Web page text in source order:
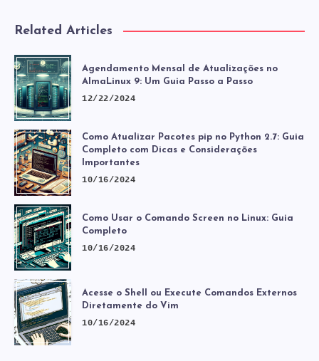
Related Articles
Agendamento Mensal de Atualizações no
AlmaLinux 9: Um Guia Passo a Passo
12/22/2024
Como Atualizar Pacotes pip no Python 2.7: Guia
Completo com Dicas e Considerações
Importantes
10/16/2024
Como Usar o Comando Screen no Linux: Guia
Completo
10/16/2024
Acesse o Shell ou Execute Comandos Externos
Diretamente do Vim
10/16/2024